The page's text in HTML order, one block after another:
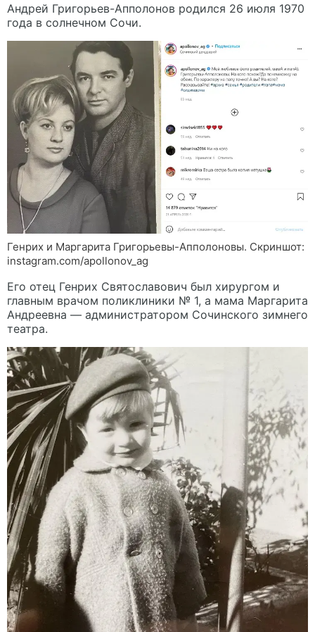
Андрей Григорьев-Апполонов родился 26 июля 1970
года в солнечном Сочи.
Генрих и Маргарита Григорьевы-Апполоновы. Скриншот:
instagram.com/apollonov_ag
Его отец Генрих Святославович был хирургом и
главным врачом поликлиники № 1, а мама Маргарита
Андреевна — администратором Сочинского зимнего
театра.